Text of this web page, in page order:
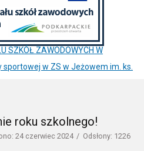
SZKÓŁ ZAWODOWYCH W
w ZS w Jeżowem im. ks.
roku szkolnego!
24 czerwiec 2024 Odsłony: 1226